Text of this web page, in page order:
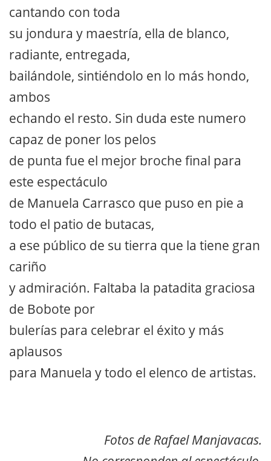
cantando con toda
su jondura y maestría, ella de blanco,
radiante, entregada,
bailándole, sintiéndolo en lo más hondo,
ambos
echando el resto. Sin duda este numero
capaz de poner los pelos
de punta fue el mejor broche final para
este espectáculo
de Manuela Carrasco que puso en pie a
todo el patio de butacas,
a ese público de su tierra que la tiene gran
cariño
y admiración. Faltaba la patadita graciosa
de Bobote por
bulerías para celebrar el éxito y más
aplausos
para Manuela y todo el elenco de artistas.
Fotos de Rafael Manjavacas.